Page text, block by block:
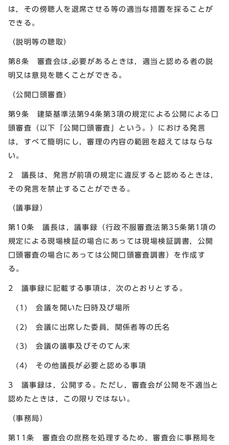
は，その傍聴人を退席させる等の適当な措置を採ることが
できる。
（説明等の聴取）
第8条 審査会は,必要があるときは，適当と認める者の説
明又は意見を聴くことができる。
（公開口頭審査）
第9条 建築基準法第94条第3項の規定による公開による口
頭審査（以下「公開口頭審査」という。）における発言
は，すべて簡明にし，審理の内容の範囲を超えてはならな
い。
2 議長は，発言が前項の規定に違反すると認めるときは，
その発言を禁止することができる。
（議事録）
第10条 議長は，議事録（行政不服審査法第35条第1項の
規定による現場検証の場合にあっては現場検証調書，公開
口頭審査の場合にあっては公開口頭審査調書）を作成す
る。
2 議事録に記載する事項は，次のとおりとする。
(1) 会議を開いた日時及び場所
(2) 会議に出席した委員，関係者等の氏名
(3) 会議の議事及びそのてん末
(4) その他議長が必要と認める事項
3 議事録は，公開する。ただし，審査会が公開を不適当と
認めたときは，この限りではない。
（事務局）
第11条 審査会の庶務を処理するため，審査会に事務局を